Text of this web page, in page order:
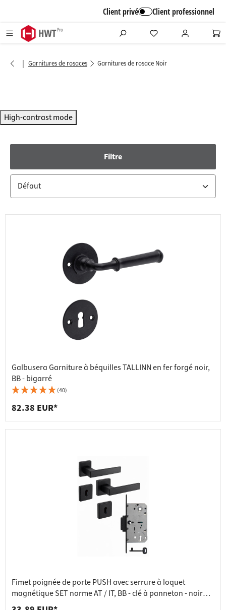
Client privé Client professionnel
| Garnitures de rosaces Garnitures de rosace Noir
High-contrast mode
Filtre
Galbusera Garniture à béquilles TALLINN en fer forgé noir,
BB - bigarré
(40)
82.38 EUR*
Fimet poignée de porte PUSH avec serrure à loquet
magnétique SET norme AT / IT, BB - clé à panneton - noir
mat